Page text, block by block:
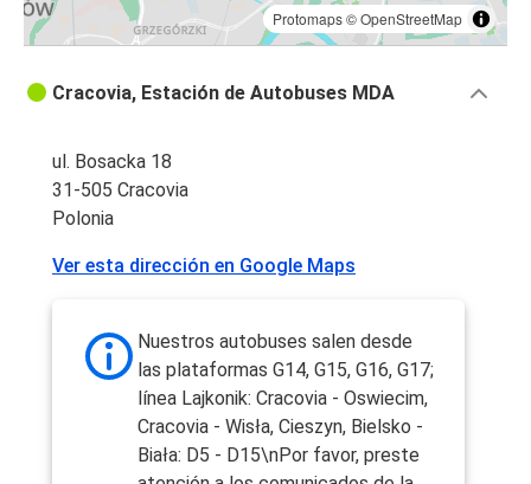
Protomaps©OpenStreetMap
Cracovia, Estación de Autobuses MDA
ul. Bosacka 18
31-505 Cracovia
Polonia
Ver esta dirección en Google Maps
Nuestros autobuses salen desde
las plataformas G14, G15, G16, G17;
línea Lajkonik: Cracovia - Oswiecim,
Cracovia - Wisła, Cieszyn, Bielsko -
Biała: D5 - D15\nPor favor, preste